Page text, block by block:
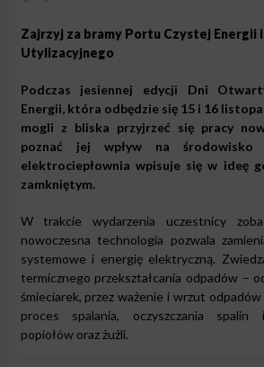
Zajrzyj za bramy Portu Czystej Energii i
Utylizacyjnego
Podczas jesiennej edycji Dni
Energii, która odbędzie się 15 i 16
mogli z bliska przyjrzeć się pracy
poznać jej wpływ na
elektrociepłownia wpisuje się w ideę
zamkniętym.
W trakcie wydarzenia uczestnicy
nowoczesna technologia pozwala
systemowe i energię elektryczną.
termicznego przekształcania odpadów –
śmieciarek, przez ważenie i wrzut odpadów
proces spalania, oczyszczania spalin
popiołów oraz żużli.